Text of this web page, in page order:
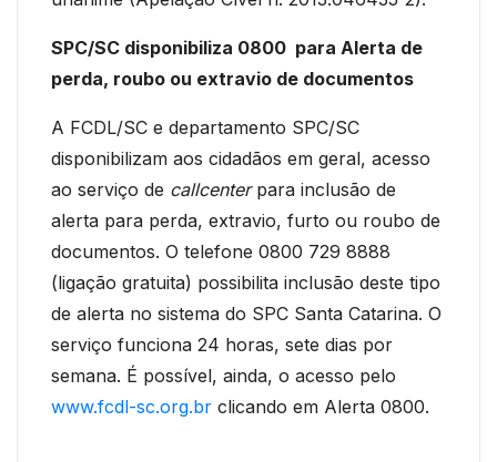
SPC/SC disponibiliza 0800 para Alerta de
perda, roubo ou extravio de documentos
A FCDL/SC e departamento SPC/SC
disponibilizam aos cidadãos em geral, acesso
ao serviço de callcenter para inclusão de
alerta para perda, extravio, furto ou roubo de
documentos. O telefone 0800 729 8888
(ligação gratuita) possibilita inclusão deste tipo
de alerta no sistema do SPC Santa Catarina. O
serviço funciona 24 horas, sete dias por
semana. É possível, ainda, o acesso pelo
www.fcdl-sc.org.br clicando em Alerta 0800.